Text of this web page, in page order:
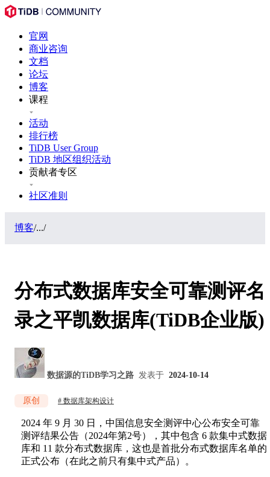
官网
商业咨询
文档
论坛
博客
课程
活动
排行榜
TiDB User Group
TiDB 地区组织活动
贡献者专区
社区准则
博客/.../
分布式数据库安全可靠测评名
录之平凯数据库(TiDB企业版)
数据源的TiDB学习之路 发表于 2024-10-14
原创 数据库架构设计
2024 年 9 月 30 日，中国信息安全测评中心公布安全可靠
测评结果公告（2024年第2号），其中包含 6 款集中式数据
库和 11 款分布式数据库，这也是首批分布式数据库名单的
正式公布（在此之前只有集中式产品）。